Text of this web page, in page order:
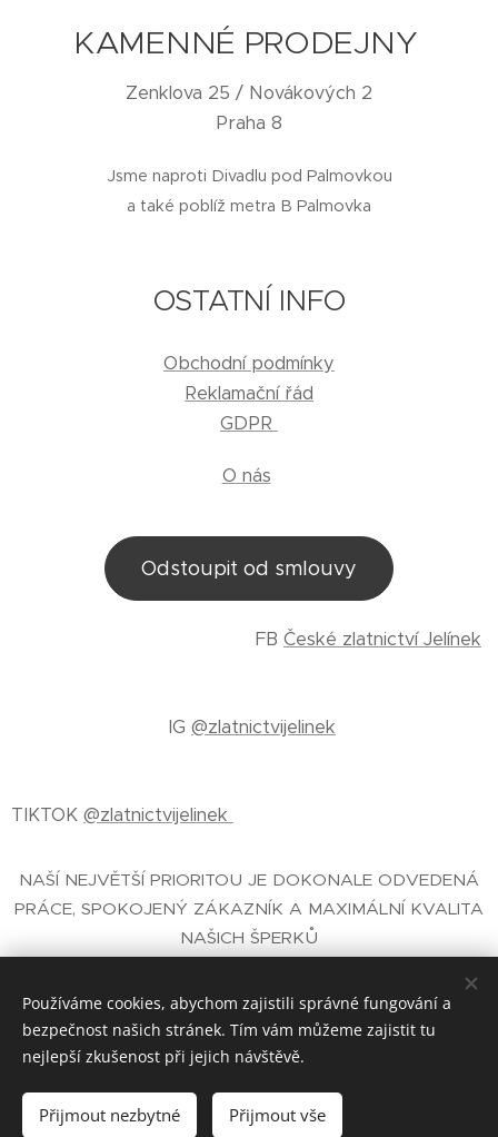
KAMENNÉ PRODEJNY
Zenklova 25 / Novákových 2
Praha 8
Jsme naproti Divadlu pod Palmovkou
a také poblíž metra B Palmovka
OSTATNÍ INFO
Obchodní podmínky
Reklamační řád
GDPR
O nás
Odstoupit od smlouvy
FB České zlatnictví Jelínek
IG @zlatnictvijelinek
TIKTOK @zlatnictvijelinek
NAŠÍ NEJVĚTŠÍ PRIORITOU JE DOKONALE ODVEDENÁ
PRÁCE, SPOKOJENÝ ZÁKAZNÍK A MAXIMÁLNÍ KVALITA
NAŠICH ŠPERKŮ
JELÍNEK®
České zlatnictví Jelínek® zal. 1930 Praha
Používáme cookies, abychom zajistili správné fungování a
bezpečnost našich stránek. Tím vám můžeme zajistit tu
nejlepší zkušenost při jejich návštěvě.
Přijmout nezbytné Přijmout vše